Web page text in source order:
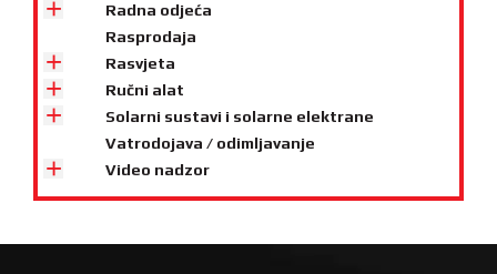
Radna odjeća
Rasprodaja
Rasvjeta
Ručni alat
Solarni sustavi i solarne elektrane
Vatrodojava / odimljavanje
Video nadzor